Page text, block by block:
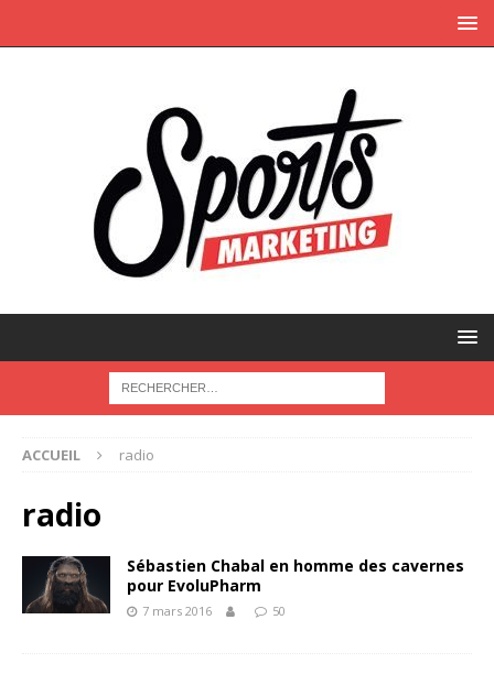
ACCUEIL radio
radio
Sébastien Chabal en homme des cavernes
pour EvoluPharm
7 mars 2016 50